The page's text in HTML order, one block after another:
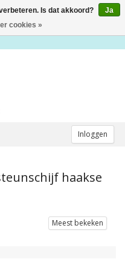
Inloggen
haakse
Meest bekeken
Is dat akkoord?
Ja
cookies »